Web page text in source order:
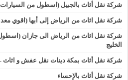
شركة نقل أثاث بالجبيل (اسطول من
شركة نقل اثاث من الرياض إلى أبها (اقوي
شركة نقل اثاث من الرياض الى جازان
الخليج
شركة نقل أثاث بمكة دينات نقل عفش و اثاث
شركة نقل أثاث بالإحساء